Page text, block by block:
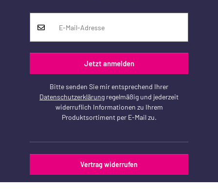
Jetzt anmelden
Bitte senden Sie mir entsprechend Ihrer
Datenschutzerklärung regelmäßig und jederzeit
widerruflich Informationen zu Ihrem
Produktsortiment per E-Mail zu.
Vertrag widerrufen